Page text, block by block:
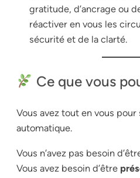
gratitude, d’ancrage ou
réactiver en vous les
sécurité et de la clarté.
Ce que vous
Vous avez tout en vous
automatique.
Vous n’avez pas besoin
Vous avez besoin d’être